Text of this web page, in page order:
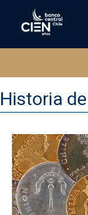
Historia